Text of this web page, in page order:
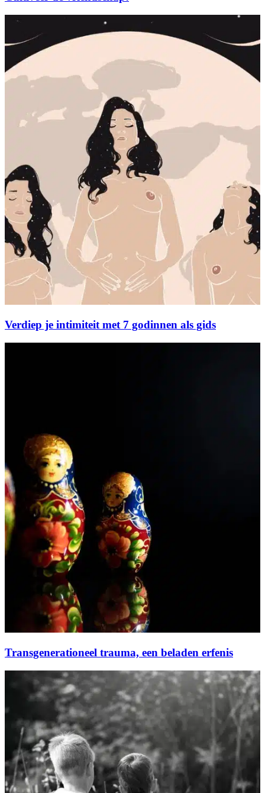
Verdiep je intimiteit met 7 godinnen als gids
Transgenerationeel trauma, een beladen erfenis